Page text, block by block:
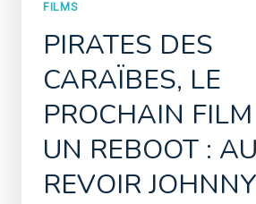
FILMS
PIRATES DES
CARAÏBES, LE
PROCHAIN
UN REBOOT : AU
REVOIR